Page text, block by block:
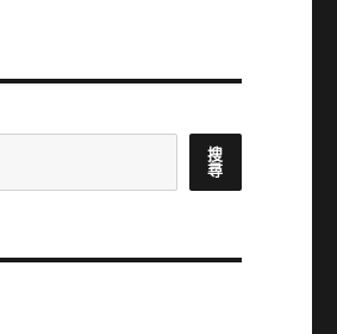
搜
尋